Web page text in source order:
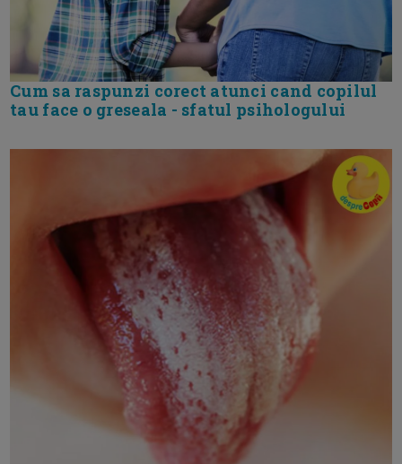
Cum sa raspunzi corect atunci cand copilul
tau face o greseala - sfatul psihologului